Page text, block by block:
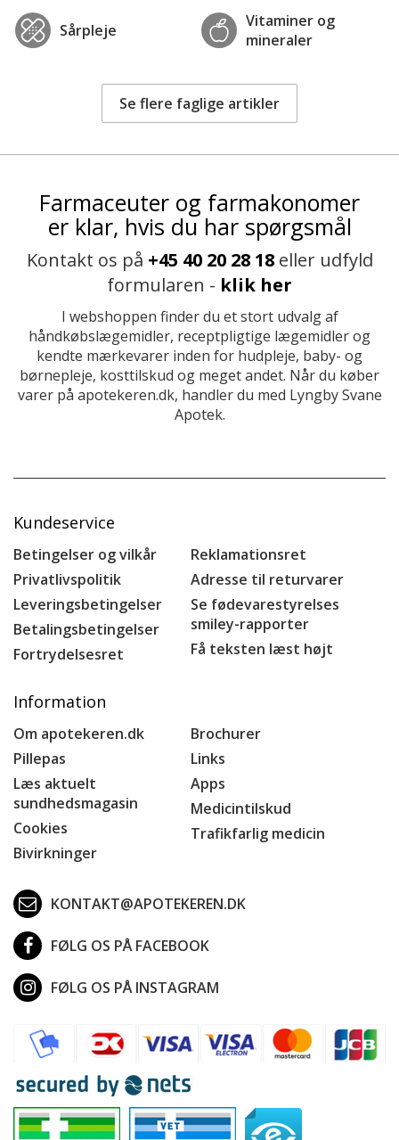
Sårpleje
Vitaminer og
mineraler
Se flere faglige artikler
Farmaceuter og farmakonomer
er klar, hvis du har spørgsmål
Kontakt os på +45 40 20 28 18eller udfyld
formularen - klik her
I webshoppen finder du et stort udvalg af
håndkøbslægemidler, receptpligtige lægemidler og
kendte mærkevarer inden for hudpleje, baby- og
børnepleje, kosttilskud og meget andet. Når du køber
varer på apotekeren.dk, handler du med Lyngby Svane
Apotek.
Kundeservice
Betingelser og vilkår
Privatlivspolitik
Leveringsbetingelser
Betalingsbetingelser
Fortrydelsesret
Reklamationsret
Adresse til returvarer
Se fødevarestyrelses
smiley-rapporter
Få teksten læst højt
Information
Om apotekeren.dk
Pillepas
Læs aktuelt
sundhedsmagasin
Cookies
Bivirkninger
Brochurer
Links
Apps
Medicintilskud
Trafikfarlig medicin
KONTAKT@APOTEKEREN.DK
FØLG OS PÅ FACEBOOK
FØLG OS PÅ INSTAGRAM